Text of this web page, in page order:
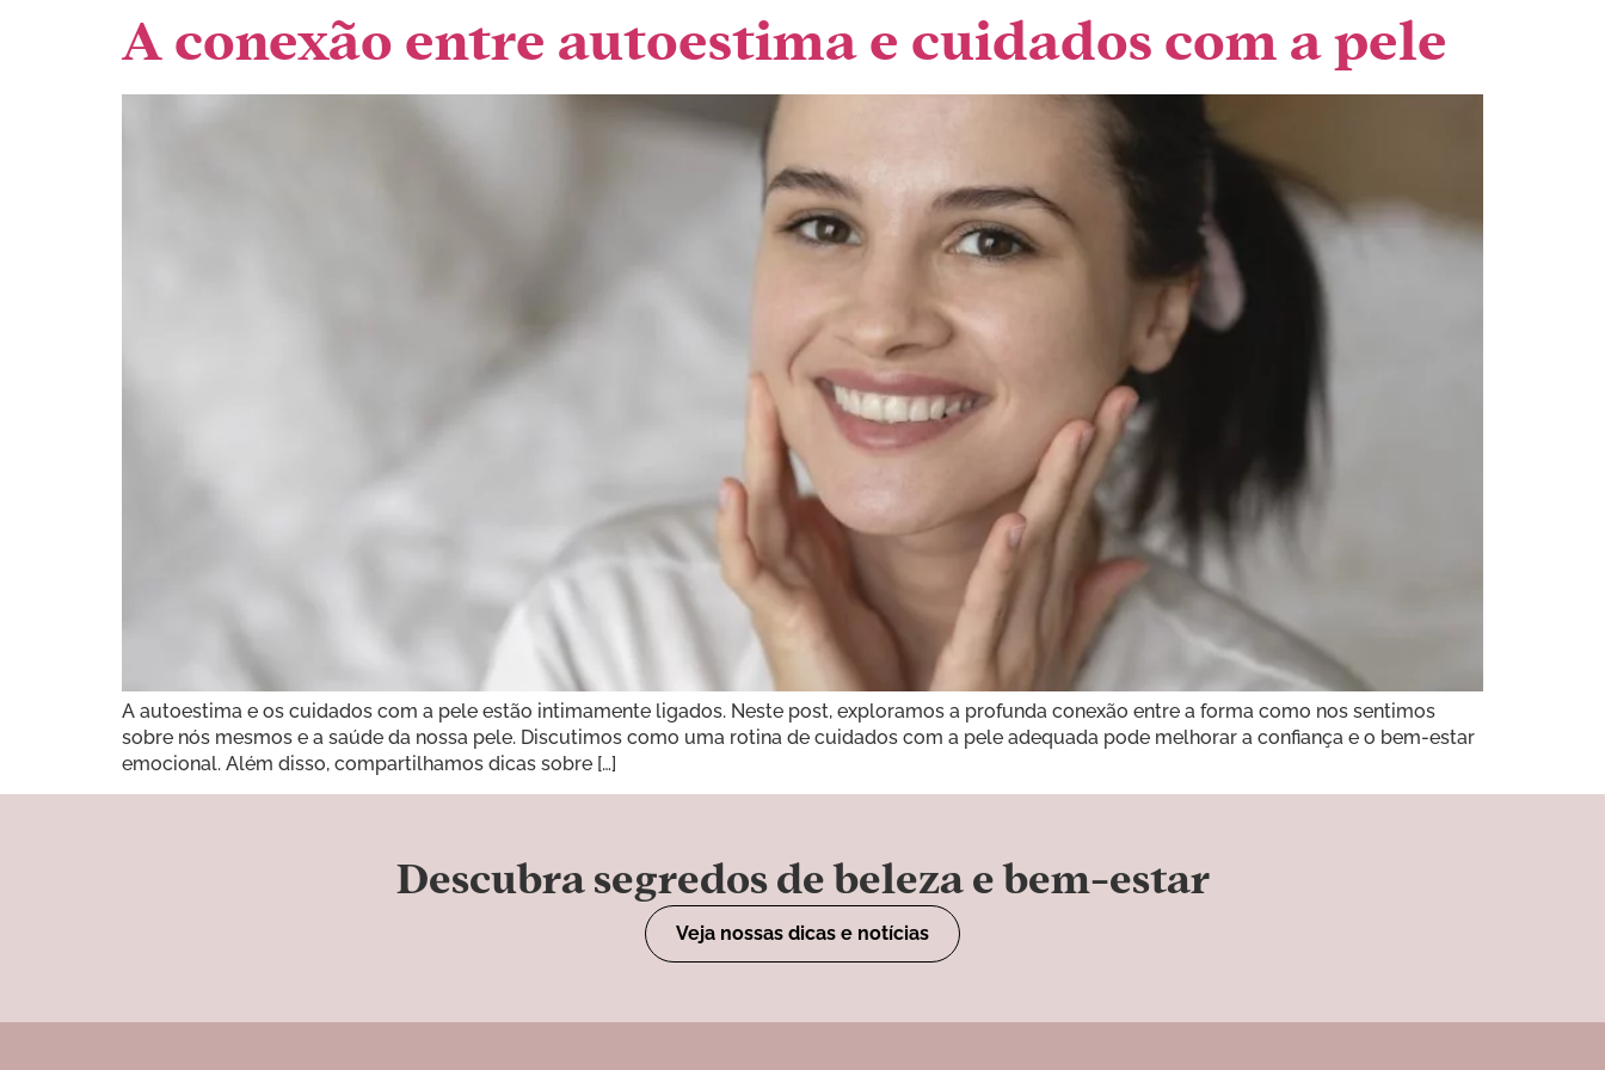
A conexão entre autoestima e cuidados com a pele
A autoestima e os cuidados com a pele estão intimamente ligados. Neste post, exploramos a profunda conexão entre a forma como nos sentimos
sobre nós mesmos e a saúde da nossa pele. Discutimos como uma rotina de cuidados com a pele adequada pode melhorar a confiança e o bem-estar
emocional. Além disso, compartilhamos dicas sobre […]
Descubra segredos de beleza e bem-estar
Veja nossas dicas e notícias